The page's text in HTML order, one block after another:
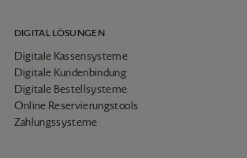
DIGITAL LÖSUNGEN
Digitale Kassensysteme
Digitale Kundenbindung
Digitale Bestellsysteme
Online Reservierungstools
Zahlungssysteme